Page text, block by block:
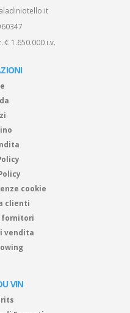
€ 1.650.000 i.v.
cookie
clienti
fornitori
vendita
VIN